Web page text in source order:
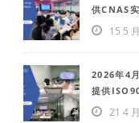
供CNAS
15 5
2026年4
提供
21 4